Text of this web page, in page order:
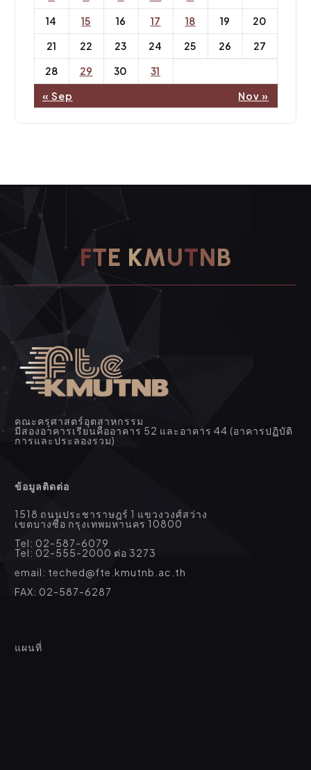
14
15 16 17 18 19
20
21
22 23 24 25 26
27
28
29 30 31
« Sep Nov »
FTE KMUTNB
คณะครุศาสตร์อุตสาหกรรม
มีสองอาคารเรียนคืออาคาร 52 และอาคาร 44 (อาคารปฏิบัติ
การและประลองรวม)
ข้อมูลติดต่อ
1518 ถนนประชาราษฎร์ 1 แขวงวงศ์สว่าง
เขตบางซื่อ กรุงเทพมหานคร 10800
Tel: 02-587-6079
Tel: 02-555-2000 ต่อ 3273
email: teched@fte.kmutnb.ac.th
FAX: 02-587-6287
แผนที่